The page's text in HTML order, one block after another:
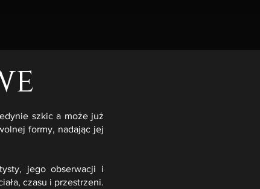
szkic a może już
formy, nadając jej
jego obserwacji i
czasu i przestrzeni.